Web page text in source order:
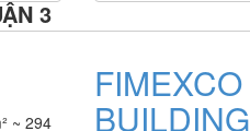
3
~ 294
FIMEXCO
BUILDING